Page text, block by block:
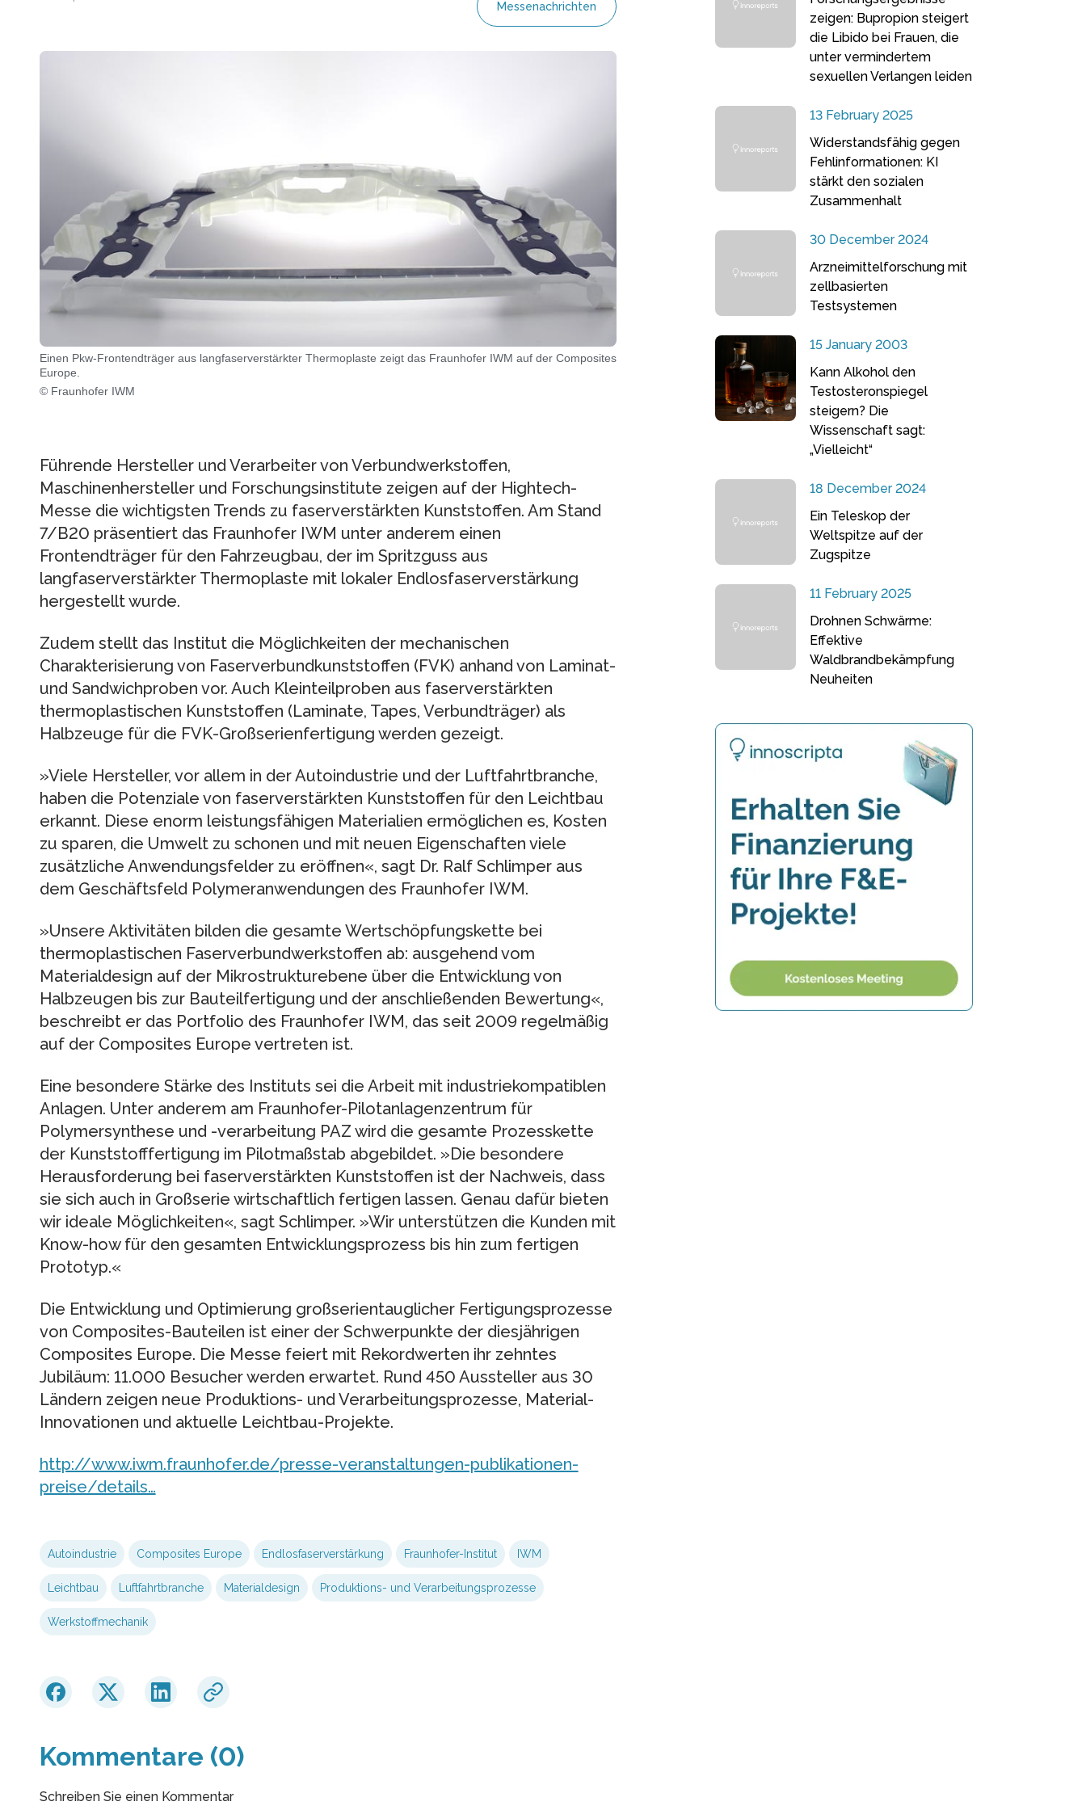
Messenachrichten
Einen Pkw-Frontendträger aus langfaserverstärkter Thermoplaste zeigt das Fraunhofer IWM auf der Composites
Europe.
© Fraunhofer IWM
Führende Hersteller und Verarbeiter von Verbundwerkstoffen,
Maschinenhersteller und Forschungsinstitute zeigen auf der Hightech-
Messe die wichtigsten Trends zu faserverstärkten Kunststoffen. Am Stand
7/B20 präsentiert das Fraunhofer IWM unter anderem einen
Frontendträger für den Fahrzeugbau, der im Spritzguss aus
langfaserverstärkter Thermoplaste mit lokaler Endlosfaserverstärkung
hergestellt wurde.
Zudem stellt das Institut die Möglichkeiten der mechanischen
Charakterisierung von Faserverbundkunststoffen (FVK) anhand von Laminat-
und Sandwichproben vor. Auch Kleinteilproben aus faserverstärkten
thermoplastischen Kunststoffen (Laminate, Tapes, Verbundträger) als
Halbzeuge für die FVK-Großserienfertigung werden gezeigt.
»Viele Hersteller, vor allem in der Autoindustrie und der Luftfahrtbranche,
haben die Potenziale von faserverstärkten Kunststoffen für den Leichtbau
erkannt. Diese enorm leistungsfähigen Materialien ermöglichen es, Kosten
zu sparen, die Umwelt zu schonen und mit neuen Eigenschaften viele
zusätzliche Anwendungsfelder zu eröffnen«, sagt Dr. Ralf Schlimper aus
dem Geschäftsfeld Polymeranwendungen des Fraunhofer IWM.
»Unsere Aktivitäten bilden die gesamte Wertschöpfungskette bei
thermoplastischen Faserverbundwerkstoffen ab: ausgehend vom
Materialdesign auf der Mikrostrukturebene über die Entwicklung von
Halbzeugen bis zur Bauteilfertigung und der anschließenden Bewertung«,
beschreibt er das Portfolio des Fraunhofer IWM, das seit 2009 regelmäßig
auf der Composites Europe vertreten ist.
Eine besondere Stärke des Instituts sei die Arbeit mit industriekompatiblen
Anlagen. Unter anderem am Fraunhofer-Pilotanlagenzentrum für
Polymersynthese und -verarbeitung PAZ wird die gesamte Prozesskette
der Kunststofffertigung im Pilotmaßstab abgebildet. »Die besondere
Herausforderung bei faserverstärkten Kunststoffen ist der Nachweis, dass
sie sich auch in Großserie wirtschaftlich fertigen lassen. Genau dafür bieten
wir ideale Möglichkeiten«, sagt Schlimper. »Wir unterstützen die Kunden mit
Know-how für den gesamten Entwicklungsprozess bis hin zum fertigen
Prototyp.«
Die Entwicklung und Optimierung großserientauglicher Fertigungsprozesse
von Composites-Bauteilen ist einer der Schwerpunkte der diesjährigen
Composites Europe. Die Messe feiert mit Rekordwerten ihr zehntes
Jubiläum: 11.000 Besucher werden erwartet. Rund 450 Aussteller aus 30
Ländern zeigen neue Produktions- und Verarbeitungsprozesse, Material-
Innovationen und aktuelle Leichtbau-Projekte.
http://www.iwm.fraunhofer.de/presse-veranstaltungen-publikationen-
preise/details…
Autoindustrie Composites Europe Endlosfaserverstärkung Fraunhofer-Institut IWM
Leichtbau Luftfahrtbranche Materialdesign Produktions- und Verarbeitungsprozesse
Werkstoffmechanik
Kommentare (0)
Schreiben Sie einen Kommentar
zeigen: Bupropion steigert
die Libido bei Frauen, die
unter vermindertem
sexuellen Verlangen leiden
13 February 2025
Widerstandsfähig gegen
Fehlinformationen: KI
stärkt den sozialen
Zusammenhalt
30 December 2024
Arzneimittelforschung mit
zellbasierten
Testsystemen
15 January 2003
Kann Alkohol den
Testosteronspiegel
steigern? Die
Wissenschaft sagt:
„Vielleicht“
18 December 2024
Ein Teleskop der
Weltspitze auf der
Zugspitze
11 February 2025
Drohnen Schwärme:
Effektive
Waldbrandbekämpfung
Neuheiten